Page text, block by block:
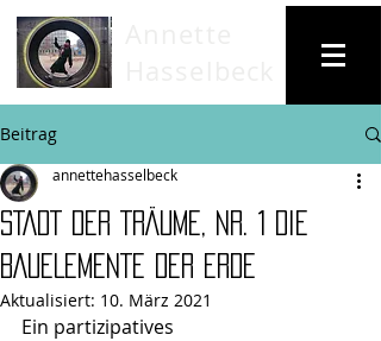
Beitrag
STADT DER TRÄUME, Nr. 1 DIE
BAUELEMENTE DER ERDE
annettehasselbeck
Aktualisiert: 10. März 2021
Ein partizipatives